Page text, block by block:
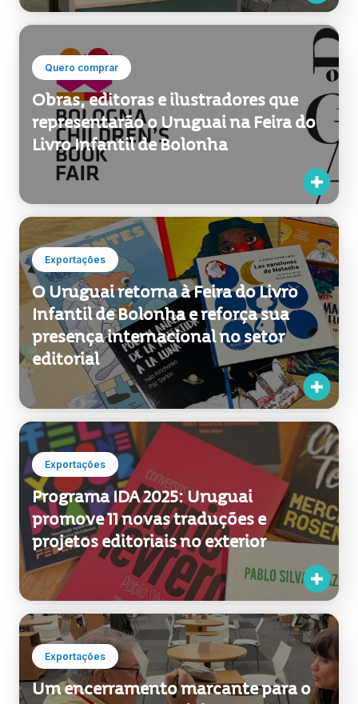
Obras, editoras e ilustradores que
representarão o Uruguai na Feira do
Livro Infantil de Bolonha
Exportações
O Uruguai retorna à Feira do Livro
Infantil de Bolonha e reforça sua
presença internacional no setor
editorial
Exportações
Programa IDA 2025: Uruguai
promove 11 novas traduções e
projetos editoriais no exterior
Exportações
Um encerramento marcante para o
Uruguai na FIL Guadalajara: